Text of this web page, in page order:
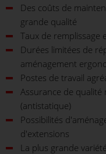
Des coûts de
grande qualité
Taux de remplissage
Durées limitées de
aménagement
Postes de travail
Assurance de qualité
(antistatique)
Possibilités
d'extensions
La plus grande